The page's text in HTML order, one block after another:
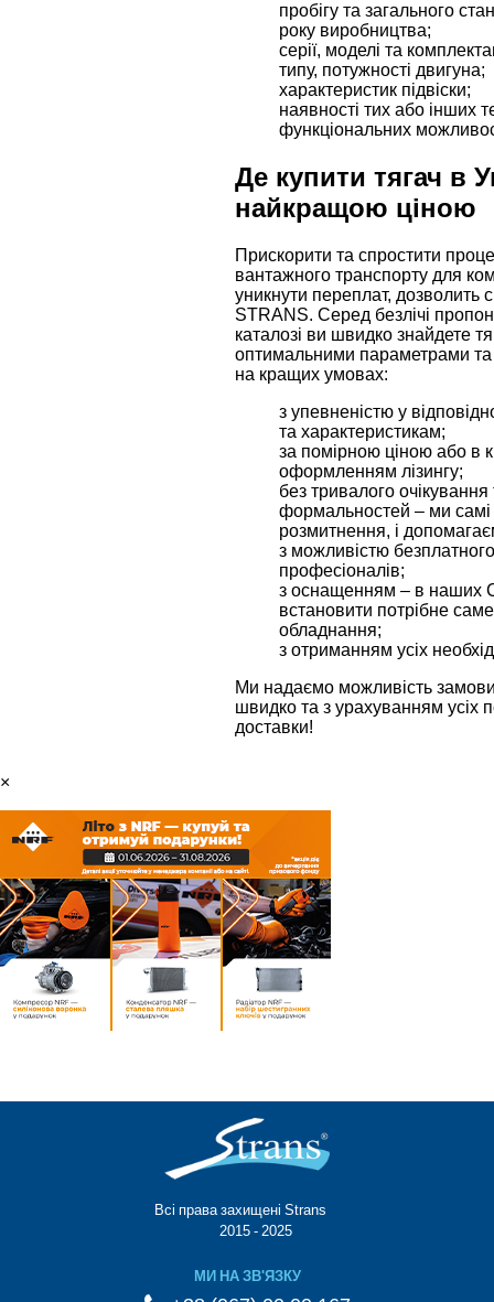
пробігу та загального
року виробництва;
серії, моделі та
типу, потужності двигуна;
характеристик підвіски;
наявності тих або інших
функціональних
Де купити тягач в
найкращою ціною
Прискорити та спростити
вантажного транспорту для
уникнути переплат, дозволить
STRANS. Серед безлічі
каталозі ви швидко знайдете
оптимальними параметрами
на кращих умовах:
з упевненістю у
та характеристикам;
за помірною ціною або в
оформленням лізингу;
без тривалого
формальностей – ми самі
розмитнення, і
з можливістю
професіоналів;
з оснащенням – в наших
встановити потрібне
обладнання;
з отриманням усіх
Ми надаємо можливість
швидко та з урахуванням усіх
доставки!
×
Всі права захищені Strans®
© 2015 - 2025
МИ НА ЗВ'ЯЗКУ